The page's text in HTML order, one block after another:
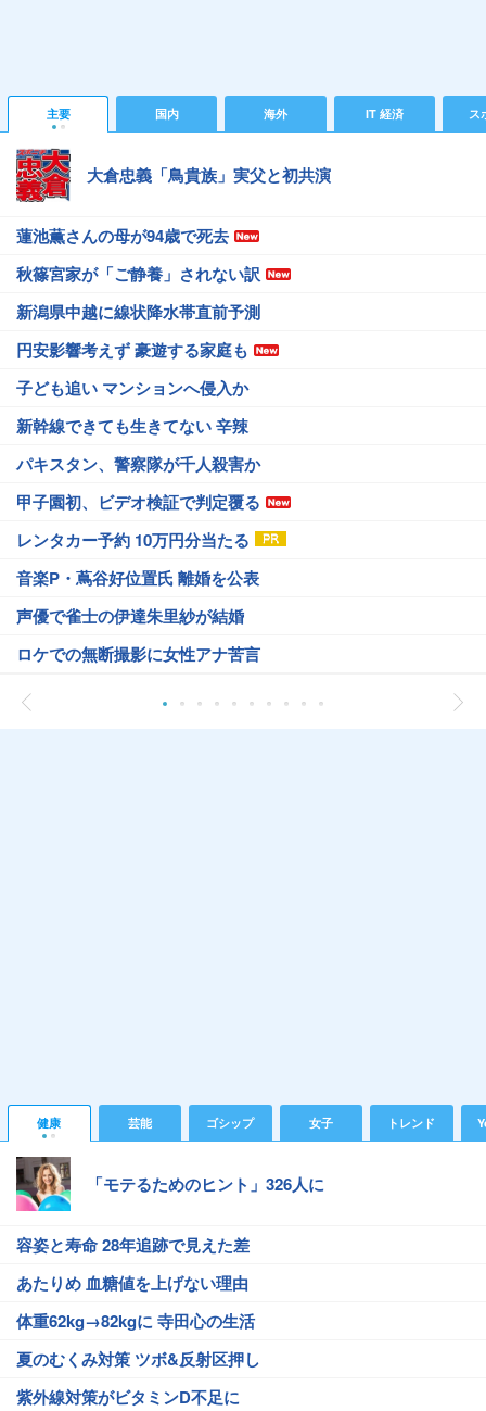
主要 国内 海外 IT 経済 ス
大倉忠義「鳥貴族」実父と初共演
蓮池薫さんの母が94歳で死去
秋篠宮家が「ご静養」されない訳
新潟県中越に線状降水帯直前予測
円安影響考えず 豪遊する家庭も
子ども追い マンションへ侵入か
新幹線できても生きてない 辛辣
パキスタン、警察隊が千人殺害か
甲子園初、ビデオ検証で判定覆る
レンタカー予約 10万円分当たる
音楽P・蔦谷好位置氏 離婚を公表
声優で雀士の伊達朱里紗が結婚
ロケでの無断撮影に女性アナ苦言
健康 芸能 ゴシップ 女子 トレンド
「モテるためのヒント」326人に
容姿と寿命 28年追跡で見えた差
あたりめ 血糖値を上げない理由
体重62kg→82kgに 寺田心の生活
夏のむくみ対策 ツボ&反射区押し
紫外線対策がビタミンD不足に